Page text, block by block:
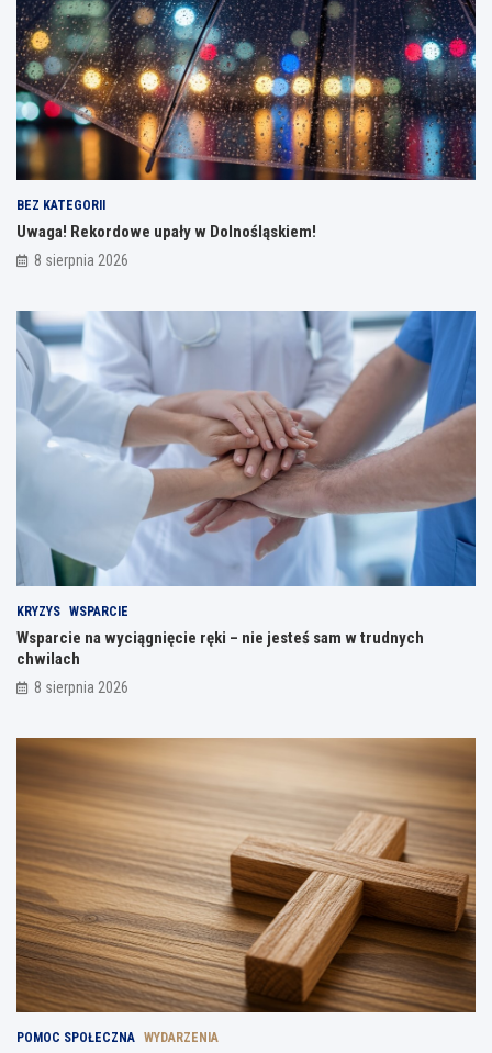
BEZ KATEGORII
Uwaga! Rekordowe upały w Dolnośląskiem!
8 sierpnia 2026
KRYZYS WSPARCIE
Wsparcie na wyciągnięcie ręki – nie jesteś sam w trudnych
chwilach
8 sierpnia 2026
POMOC SPOŁECZNA WYDARZENIA